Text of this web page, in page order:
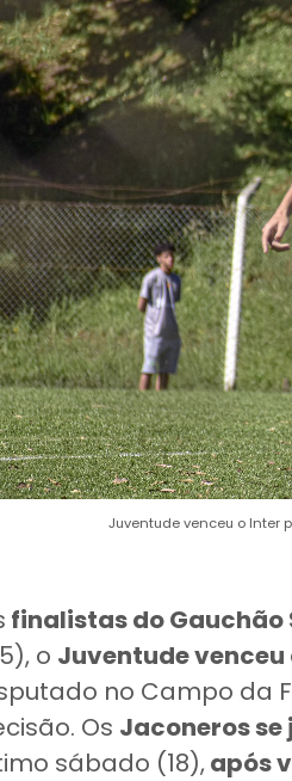
Juventude venceu o Inter
finalistas do Gauchão
o Juventude venceu
no Campo da
Os Jaconeros
sábado (18),após